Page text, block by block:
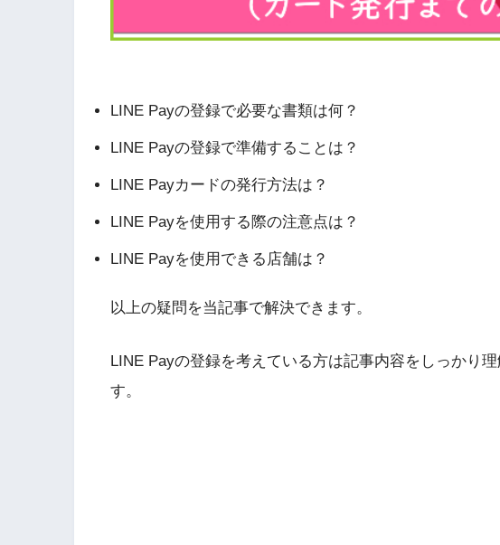
LINE Payの登録で必要な書類は何？
LINE Payの登録で準備することは？
LINE Payカードの発行方法は？
LINE Payを使用する際の注意点は？
LINE Payを使用できる店舗は？
以上の疑問を当記事で解決できます。
LINE Payの登録を考えている方は記事内容をしっかり
す。